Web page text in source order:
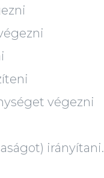
végezni
irányítani.